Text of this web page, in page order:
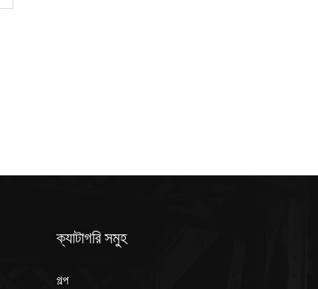
ক্যাটাগরি সমুহ
গল্প